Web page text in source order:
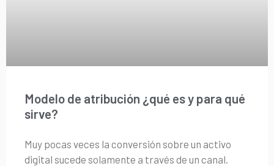
Modelo de atribución ¿qué es y para qué
sirve?
Muy pocas veces la conversión sobre un activo
digital sucede solamente a través de un canal.